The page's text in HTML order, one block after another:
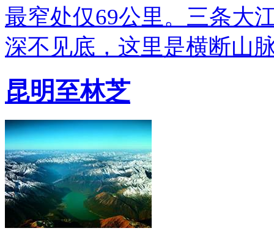
最窄处仅69公里。三条大
深不见底，这里是横断山
昆明至林芝